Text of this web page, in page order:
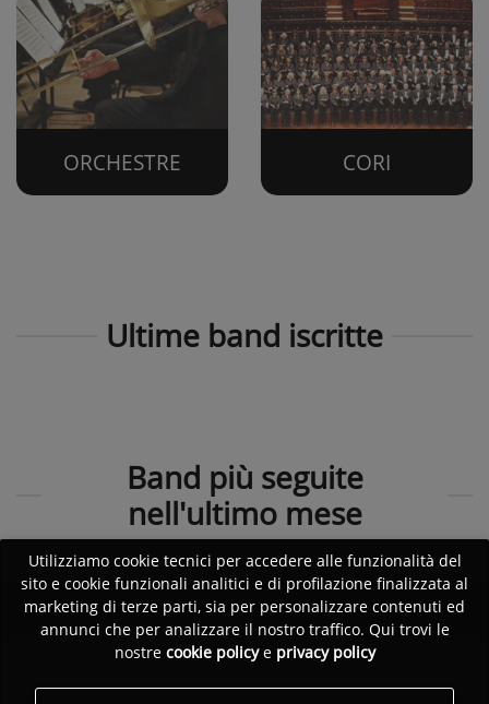
ORCHESTRE CORI
Ultime band iscritte
Band più seguite
nell'ultimo mese
Utilizziamo cookie tecnici per accedere alle funzionalità del
sito e cookie funzionali analitici e di profilazione finalizzata al
marketing di terze parti, sia per personalizzare contenuti ed
annunci che per analizzare il nostro traffico. Qui trovi le
nostre cookie policye privacy policy